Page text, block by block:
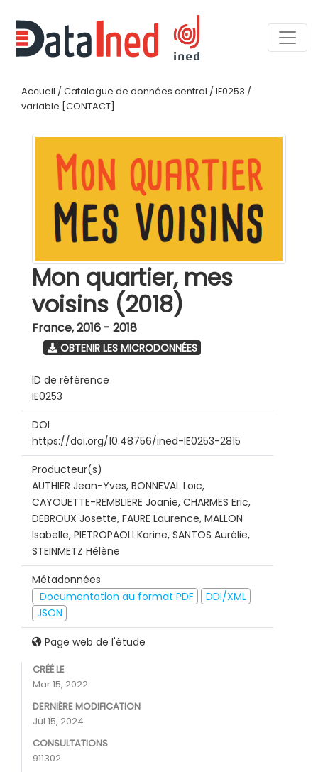
Accueil / Catalogue de données central / IE0253 /
variable [CONTACT]
Mon quartier, mes
voisins (2018)
France,2016 - 2018
OBTENIR LES MICRODONNÉES
ID de référence
IE0253
DOI
https://doi.org/10.48756/ined-IE0253-2815
Producteur(s)
AUTHIER Jean-Yves, BONNEVAL Loïc,
CAYOUETTE-REMBLIERE Joanie, CHARMES Eric,
DEBROUX Josette, FAURE Laurence, MALLON
Isabelle, PIETROPAOLI Karine, SANTOS Aurélie,
STEINMETZ Hélène
Métadonnées
Documentation au format PDF
DDI/XML
JSON
Page web de l'étude
CRÉÉ LE
Mar 15, 2022
DERNIÈRE MODIFICATION
Jul 15, 2024
CONSULTATIONS
911302